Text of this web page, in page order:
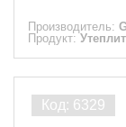
Производитель:
Продукт: